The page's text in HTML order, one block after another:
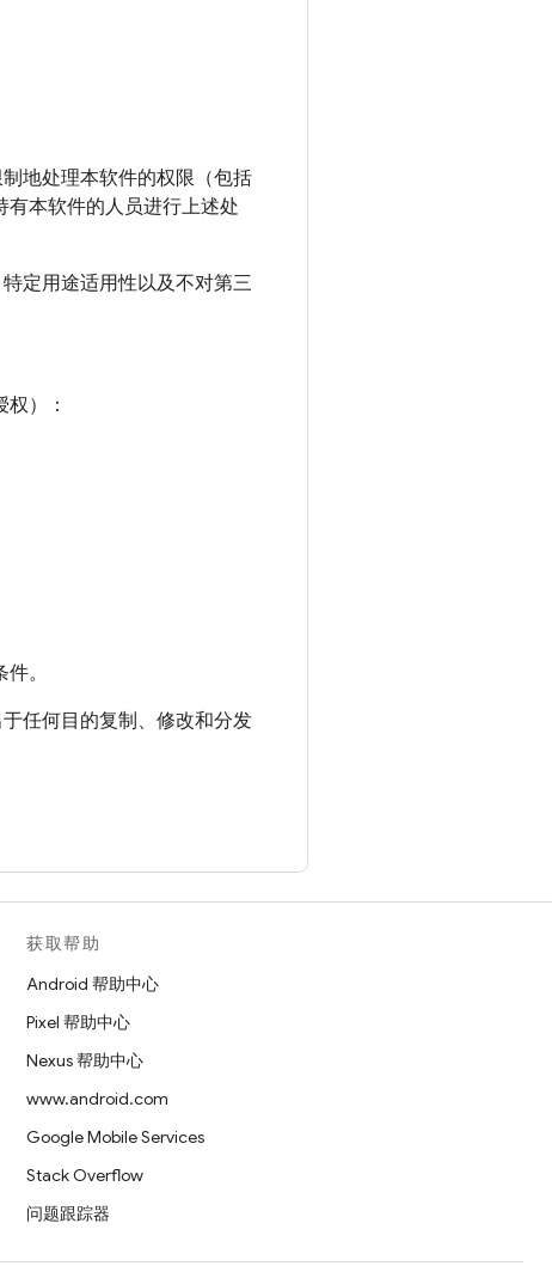
地处理本软件的权限（包括
本软件的人员进行上述处
定用途适用性以及不对第三
任何因本软件无法使用、数
其他形式使用版权持有者的
）：
。
任何目的复制、修改和分发
（MIT、ERCIM、Keio、
适销性、任何特定用途适用
何责任。
持有者的名称和商标。本作
获取帮助
Android 帮助中心
Pixel 帮助中心
Nexus 帮助中心
www.android.com
Google Mobile Services
Stack Overflow
问题跟踪器